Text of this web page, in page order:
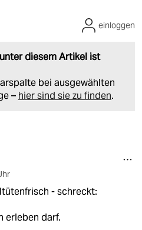
diesem Artikel ist
bei ausgewählten
– hier sind sie zu finden.
einloggen
- schreckt:
erleben darf.